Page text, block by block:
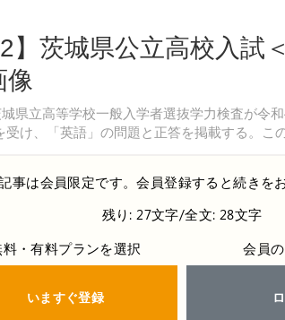
】茨城県公立高校入試
像
県立高等学校一般入学者選抜学力検査が令
け、「英語」の問題と正答を掲載する。こ
事は会員限定です。会員登録すると続きを
残り: 27文字/全文: 28文字
料・有料プランを選択
いますぐ登録
会員